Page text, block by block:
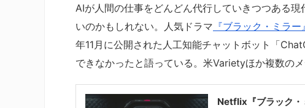
AIが人間の仕事をどんどん代行していきつつある
いのかもしれない。人気ドラマ 『ブラック・ミラー』
年11月に公開された人工知能チャットボット「
できなかったと語っている。米Varietyほか複数のメ
Netflix『ブラック・